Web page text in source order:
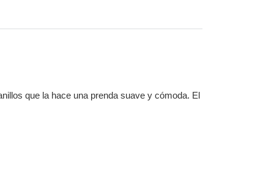
que la hace una prenda suave y cómoda. El